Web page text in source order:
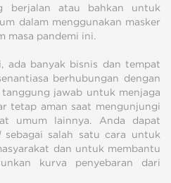
berjalan atau bahkan untuk
dalam menggunakan masker
masa pandemi ini.
ada banyak bisnis dan tempat
berhubungan dengan
jawab untuk menjaga
tetap aman saat mengunjungi
umum lainnya. Anda dapat
sebagai salah satu cara untuk
dan untuk membantu
kurva penyebaran dari